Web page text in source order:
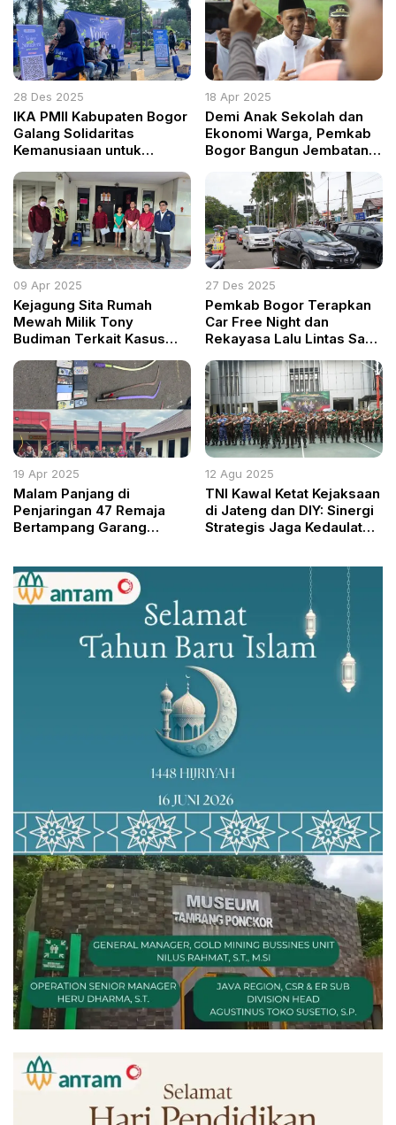
28 Des 2025
IKA PMII Kabupaten Bogor
Galang Solidaritas
Kemanusiaan untuk
Sumatera Utara
18 Apr 2025
Demi Anak Sekolah dan
Ekonomi Warga, Pemkab
Bogor Bangun Jembatan
09 Apr 2025
Kejagung Sita Rumah
Mewah Milik Tony
Budiman Terkait Kasus
27 Des 2025
Pemkab Bogor Terapkan
Car Free Night dan
Rekayasa Lalu Lintas Saat
19 Apr 2025
Malam Panjang di
Penjaringan 47 Remaja
Bertampang Garang
12 Agu 2025
TNI Kawal Ketat Kejaksaan
di Jateng dan DIY: Sinergi
Strategis Jaga Kedaulatan